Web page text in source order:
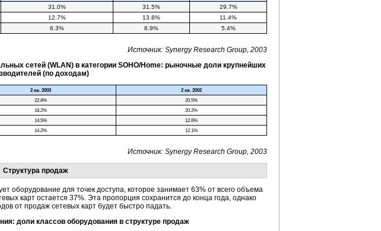
31.0% 31.5%
29.7%
12.7% 13.8%
11.4%
6.3% 8.9% 5.4%
Источник: Synergy Research Group, 2003
сетей (WLAN) в категории SOHO/Home: рыночные доли крупнейших
(по доходам)
2 кв. 2003
2 кв. 2002
22.8%
20.5%
18.2%
20.2%
14.5%
12.6%
14.2% 12.1%
Источник: Synergy Research Group, 2003
Структура продаж
оборудование для точек доступа, которое занимает 63% от всего объема
карт остается 37%. Эта пропорция сохранится до конца года, однако
от продаж сетевых карт будет быстро падать.
: доли классов оборудования в структуре продаж